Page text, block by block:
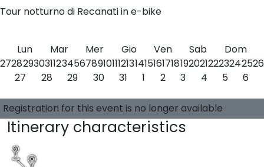
Tour notturno di Recanati in e-bike
Lun Mar Mer Gio Ven Sab
Dom
27282930311234567891011121314151617181920212223242526
27
28 29 30 31 1 2 3 4 5 6
Registration for this event is no longer available
Itinerary characteristics